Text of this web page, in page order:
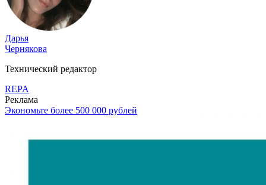
Дарья
Чернякова
Технический редактор
REPA
Реклама
Экономьте более 500 000 рублей